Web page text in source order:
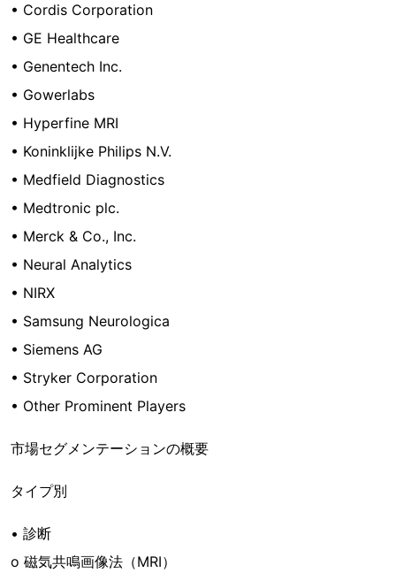
• Cordis Corporation
• GE Healthcare
• Genentech Inc.
• Gowerlabs
• Hyperfine MRI
• Koninklijke Philips N.V.
• Medfield Diagnostics
• Medtronic plc.
• Merck & Co., Inc.
• Neural Analytics
• NIRX
• Samsung Neurologica
• Siemens AG
• Stryker Corporation
• Other Prominent Players
市場セグメンテーションの概要
タイプ別
• 診断
o 磁気共鳴画像法（MRI）